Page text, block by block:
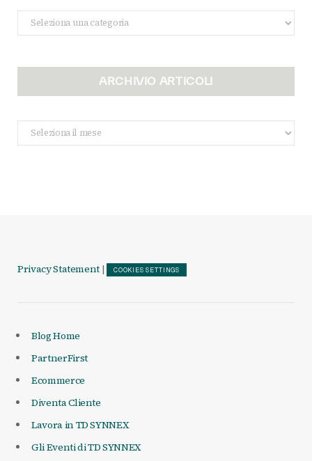
Categorie
ARCHIVIO ARTICOLI
Archivio
Articoli
Privacy Statement | COOKIES SETTINGS
Blog Home
PartnerFirst
Ecommerce
Diventa Cliente
Lavora in TD SYNNEX
Gli Eventi di TD SYNNEX